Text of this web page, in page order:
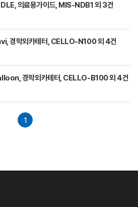
의료용가이드, MIS-NDB1 외 3건
경막외카테터, CELLO-N100 외 4건
경막외카테터, CELLO-B100 외 4건
1